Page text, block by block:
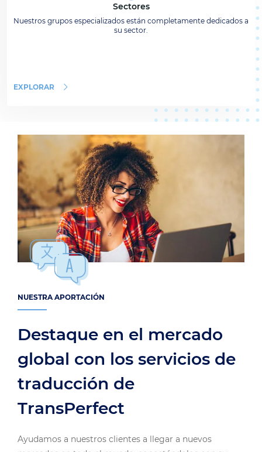
Sectores
Nuestros grupos especializados están completamente dedicados a
su sector.
EXPLORAR
NUESTRA APORTACIÓN
Destaque en el mercado
global con los servicios de
traducción de
TransPerfect
Ayudamos a nuestros clientes a llegar a nuevos